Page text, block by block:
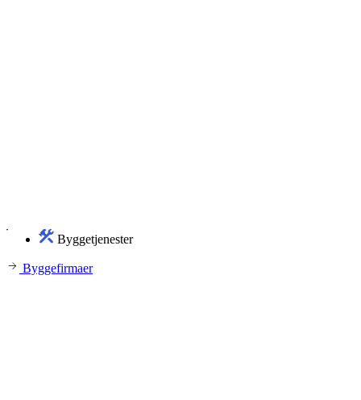
Byggetjenester
Byggefirmaer